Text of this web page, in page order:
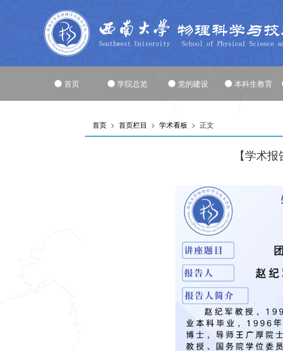
首页 学院总览 党的建设 本科生教育
首页 > 首页栏目 > 学术看板 > 正文
【学术